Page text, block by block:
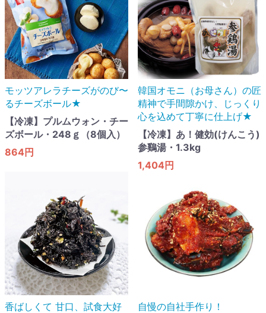
モッツアレラチーズがのび〜
るチーズボール★
【冷凍】プルムウォン・チー
ズボール・248ｇ（8個入）
864円
韓国オモニ（お母さん）の匠
精神で手間隙かけ、じっくり
心を込めて丁寧に仕上げ★
【冷凍】あ！健効(けんこう)
参鷄湯・1.3kg
1,404円
香ばしくて 甘口​、試食大好
自慢の自社手作り！